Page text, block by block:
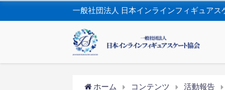
一般社団法人 日本インラインフィギュア
ホーム コンテンツ 活動報告